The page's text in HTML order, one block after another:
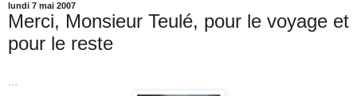
lundi 7 mai 2007
Merci, Monsieur Teulé, pour le voyage et
pour le reste
...